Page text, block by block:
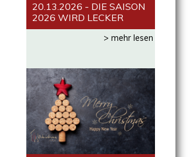
20.13.2026 - DIE SAISON
2026 WIRD LECKER
> mehr lesen